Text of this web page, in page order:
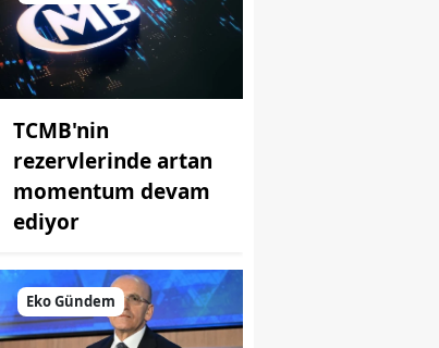
TCMB'nin
rezervlerinde artan
momentum devam
ediyor
Eko Gündem